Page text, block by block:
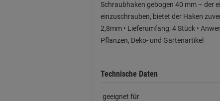
Schraubhaken gebogen 40 mm – der
einzuschrauben, bietet der Haken
2,8mm • Lieferumfang: 4 Stück •
Pflanzen, Deko- und Gartenartikel
Technische Daten
geeignet für